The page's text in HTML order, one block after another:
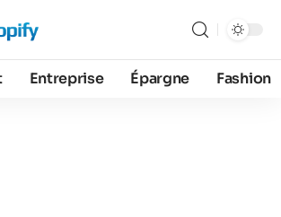
Entreprise Épargne Fashion